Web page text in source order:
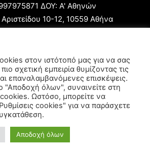
ΔΟΥ: Α' Αθηνών
10-12, 10559 Αθήνα
Παλκο Κομμέντια ΑΜΚΕ
Ιωάννης Παπαγεωργίου
Σύνταξης: Μαρία Καραολάνη
ονόματος τομέα: Ιωάννης
Παπαγεωργίου
All Rights Reserved.
στον ιστότοπό μας για να σας
σχετική εμπειρία θυμίζοντας τις
επαναλαμβανόμενες επισκέψεις.
"Αποδοχή όλων", συναινείτε στη
Ωστόσο, μπορείτε να
cookies" για να παράσχετε
Αποδοχή όλων